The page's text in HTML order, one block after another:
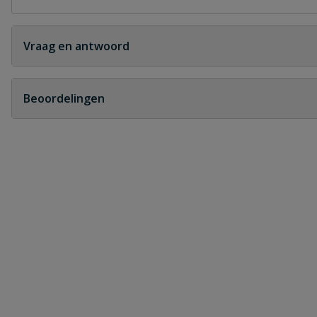
Vraag en antwoord
Geen vragen
Beoordelingen